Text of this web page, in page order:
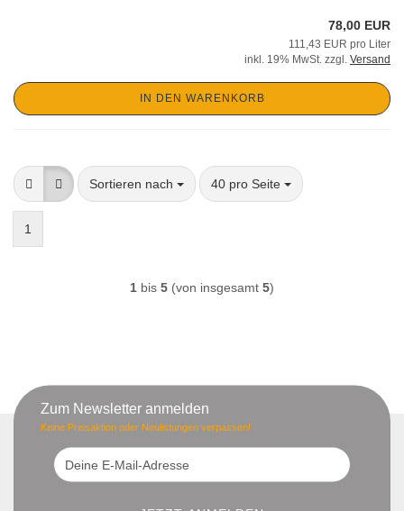
78,00 EUR
111,43 EUR pro Liter
inkl. 19% MwSt. zzgl. Versand
IN DEN WARENKORB
Sortieren nach
Sortieren nach 40 pro Seite
pro Seite
1
1 bis 5 (von insgesamt 5)
Zum Newsletter anmelden
Keine Preisaktion oder Neulistungen verpassen!